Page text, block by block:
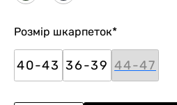
Розмір шкарпеток*
40-43 36-39 44-47